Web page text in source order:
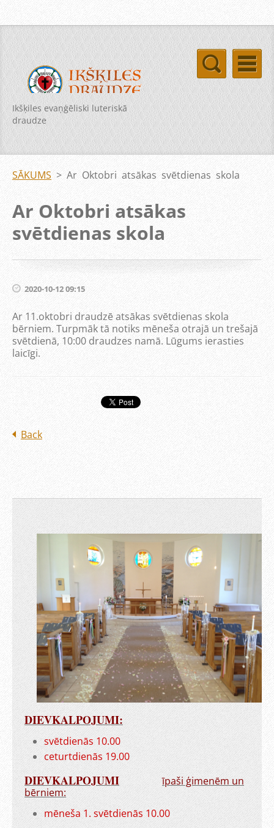
Ikšķiles evaņģēliski luteriskā
draudze
SĀKUMS > Ar Oktobri atsākas svētdienas skola
Ar Oktobri atsākas
svētdienas skola
2020-10-12 09:15
Ar 11.oktobri draudzē atsākas svētdienas skola
bērniem. Turpmāk tā notiks mēneša otrajā un trešajā
svētdienā, 10:00 draudzes namā. Lūgums ierasties
laicīgi.
Back
DIEVKALPOJUMI:
svētdienās 10.00
ceturtdienās 19.00
DIEVKALPOJUMI
īpaši ģimenēm un
bērniem:
mēneša 1. svētdienās 10.00